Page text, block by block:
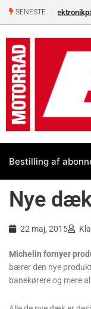
SENESTE
Bestilling af
Nye
22 maj, 2015
Michelin fornyer
bærer den nye
banekørere og mere